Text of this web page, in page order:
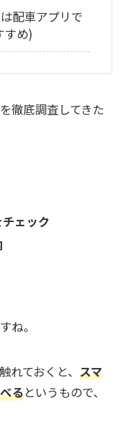
配車アプリで
すめ)
徹底調査してきた
ェック
ね。
れておくと、 スマ
るというもので、